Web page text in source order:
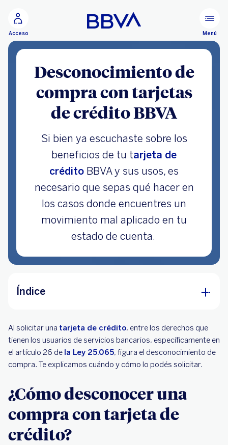
Acceso Menú
Desconocimiento de
compra con tarjetas
de crédito BBVA
Si bien ya escuchaste sobre los
beneficios de tu tarjeta de
crédito BBVA y sus usos, es
necesario que sepas qué hacer en
los casos donde encuentres un
movimiento mal aplicado en tu
estado de cuenta.
Índice
crédito?
¿Qué pasa si desconozco una compra?
¿Qué pasa si el banco no responde?
Al solicitar una tarjeta de crédito, entre los derechos que
tienen los usuarios de servicios bancarios, específicamente en
el artículo 26 de la Ley 25.065, figura el desconocimiento de
compra. Te explicamos cuándo y cómo lo podés solicitar.
¿Cómo desconocer una
compra con tarjeta de
crédito?